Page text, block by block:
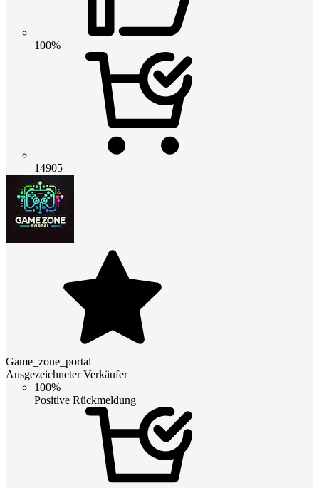
100%
14905
Game_zone_portal
Ausgezeichneter Verkäufer
100%
Positive Rückmeldung